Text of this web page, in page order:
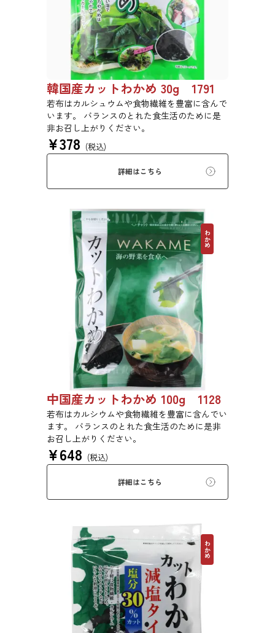
韓国産カットわかめ 30g 1791
若布はカルシュウムや食物繊維を豊富に含んで
います。 バランスのとれた食生活のために是
非お召し上がりください。
¥378 (税込)
詳細はこちら
わかめ
中国産カットわかめ 100g 1128
若布はカルシウムや食物繊維を豊富に含んでい
ます。 バランスのとれた食生活のために是非
お召し上がりください。
¥648 (税込)
詳細はこちら
わかめ